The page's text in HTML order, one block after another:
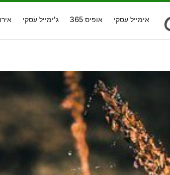
אימייל עסקי אופיס 365 ג'ימייל עסקי